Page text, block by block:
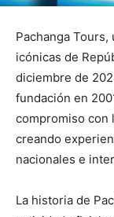
Pachanga Tours,
icónicas de
diciembre de
fundación en
compromiso con
creando
nacionales e
La historia de